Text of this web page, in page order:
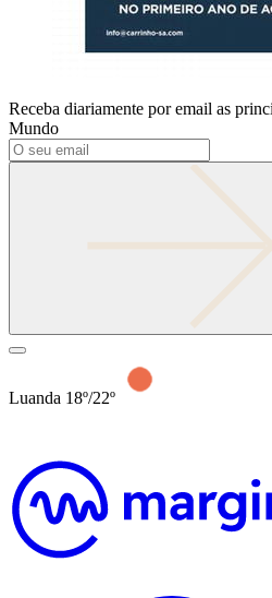
Receba diariamente por email as
Mundo
Luanda 18º/22º